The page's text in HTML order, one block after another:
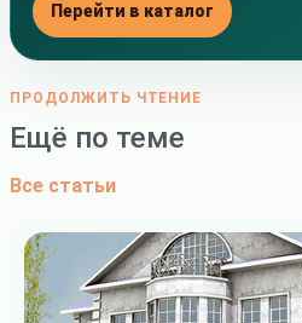
Перейти в каталог
ПРОДОЛЖИТЬ ЧТЕНИЕ
Ещё по теме
Все статьи